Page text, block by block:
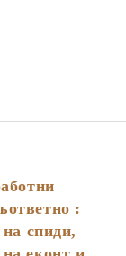
:
спиди,